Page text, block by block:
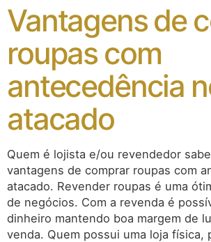
Vantagens de
roupas com
antecedência
atacado
Quem é lojista e/ou revendedor
vantagens de comprar roupas com
atacado. Revender roupas é uma
de negócios. Com a revenda é
dinheiro mantendo boa margem de
venda. Quem possui uma loja física,